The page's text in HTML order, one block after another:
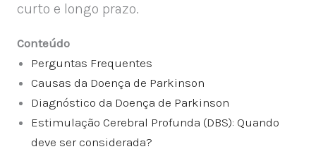
curto e longo prazo.
Conteúdo
Perguntas Frequentes
Causas da Doença de Parkinson
Diagnóstico da Doença de Parkinson
Estimulação Cerebral Profunda (DBS): Quando
deve ser considerada?